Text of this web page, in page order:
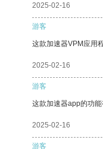
2025-02-16
游客
这款加速器VPM应用
2025-02-16
游客
这款加速器app的功
2025-02-16
游客